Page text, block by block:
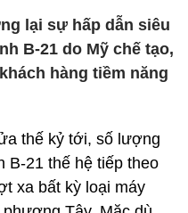
lại sự hấp dẫn siêu
B-21 do Mỹ chế tạo,
hàng tiềm năng
thế kỷ tới, số lượng
B-21 thế hệ tiếp theo
xa bất kỳ loại máy